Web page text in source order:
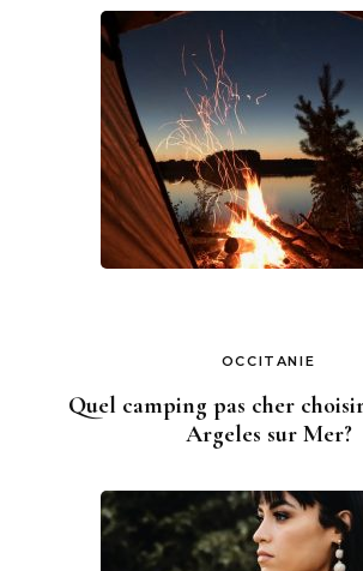
OCCITANIE
Quel camping pas cher
Argeles sur Mer?